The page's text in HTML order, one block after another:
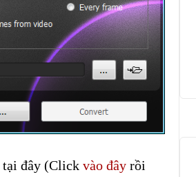
tại đây (Click vào đây rồi